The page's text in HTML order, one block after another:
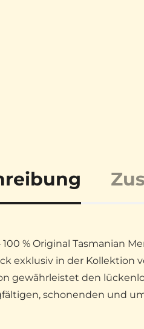
100 % Original Tasmanian
exklusiv in der Kollektion
gewährleistet den
schonenden und